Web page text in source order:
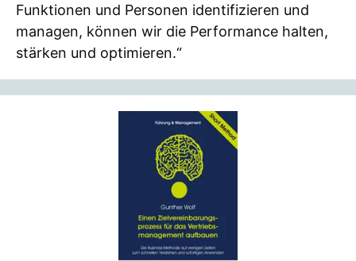
Funktionen und Personen identifizieren und
managen, können wir die Performance halten,
stärken und optimieren.“